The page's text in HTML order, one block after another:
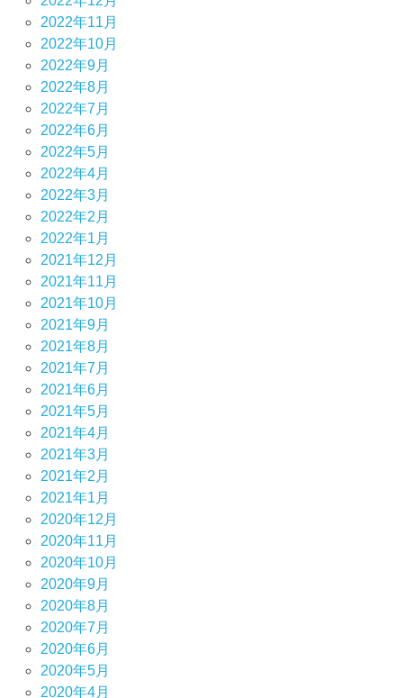
2022年11月
2022年10月
2022年9月
2022年8月
2022年7月
2022年6月
2022年5月
2022年4月
2022年3月
2022年2月
2022年1月
2021年12月
2021年11月
2021年10月
2021年9月
2021年8月
2021年7月
2021年6月
2021年5月
2021年4月
2021年3月
2021年2月
2021年1月
2020年12月
2020年11月
2020年10月
2020年9月
2020年8月
2020年7月
2020年6月
2020年5月
2020年4月